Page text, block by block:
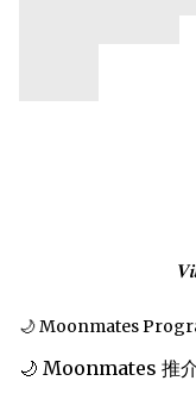
🌙 Moonmates
🌙 Moonmates 推